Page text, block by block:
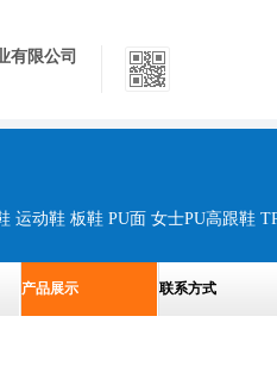
有限公司
运动鞋 板鞋 PU面 女士PU高跟鞋
产品展示 联系方式